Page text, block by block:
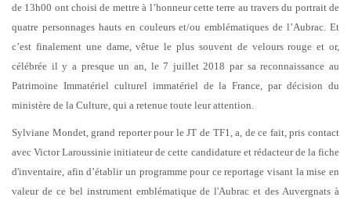
de 13h00 ont choisi de mettre à l’honneur cette terre au travers du portrait de
quatre personnages hauts en couleurs et/ou emblématiques de l’Aubrac. Et
c’est finalement une dame, vêtue le plus souvent de velours rouge et or,
célébrée il y a presque un an, le 7 juillet 2018 par sa reconnaissance au
Patrimoine Immatériel culturel immatériel de la France, par décision du
ministère de la Culture, qui a retenue toute leur attention.
Sylviane Mondet, grand reporter pour le JT de TF1, a, de ce fait, pris contact
avec Victor Laroussinie initiateur de cette candidature et rédacteur de la fiche
d'inventaire, afin d’établir un programme pour ce reportage visant la mise en
valeur de ce bel instrument emblématique de l'Aubrac et des Auvergnats à